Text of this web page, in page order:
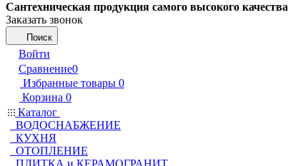
Сантехническая продукция самого высокого качества
Заказать звонок
Поиск
Войти
Сравнение0
Избранные товары 0
Корзина 0
Каталог
ВОДОСНАБЖЕНИЕ
КУХНЯ
ОТОПЛЕНИЕ
ПЛИТКА и КЕРАМОГРАНИТ